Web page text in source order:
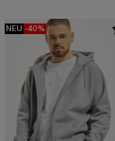
NEU -40%